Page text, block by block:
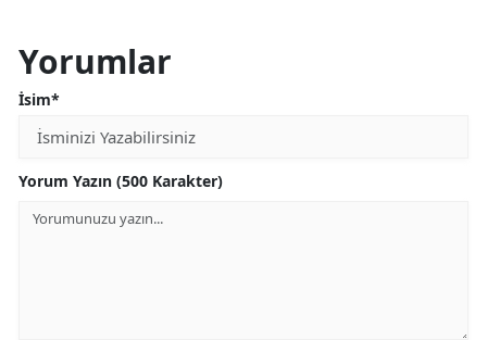
Yorumlar
İsim*
Yorum Yazın (500 Karakter)